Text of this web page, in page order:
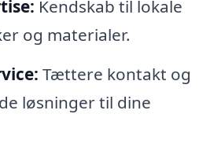
Kendskab til lokale
og materialer.
Tættere kontakt og
løsninger til dine